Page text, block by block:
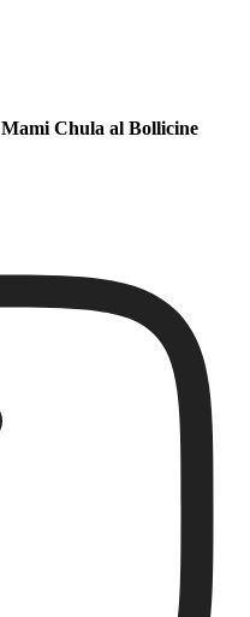
Mami Chula al Bollicine